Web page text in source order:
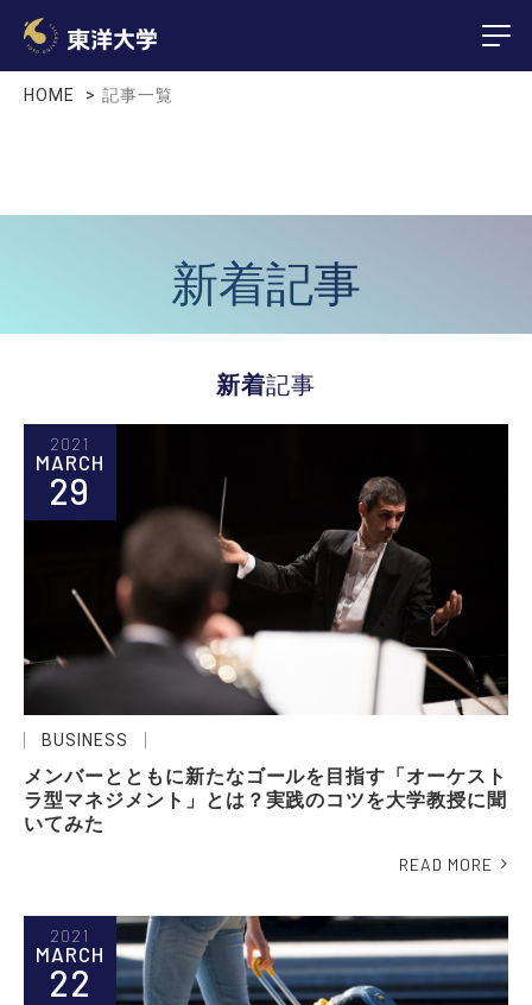
HOME 記事一覧
新着記事
新着記事
2021
MARCH
29
BUSINESS
メンバーとともに新たなゴールを目指す「オーケスト
ラ型マネジメント」とは？実践のコツを大学教授に聞
いてみた
READ MORE
2021
MARCH
22